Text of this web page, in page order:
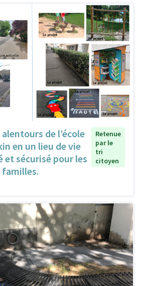
de l’école
en un lieu de vie
et sécurisé pour les
Retenue
par le
tri
citoyen